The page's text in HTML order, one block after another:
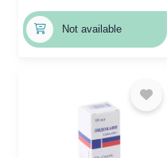
Not available